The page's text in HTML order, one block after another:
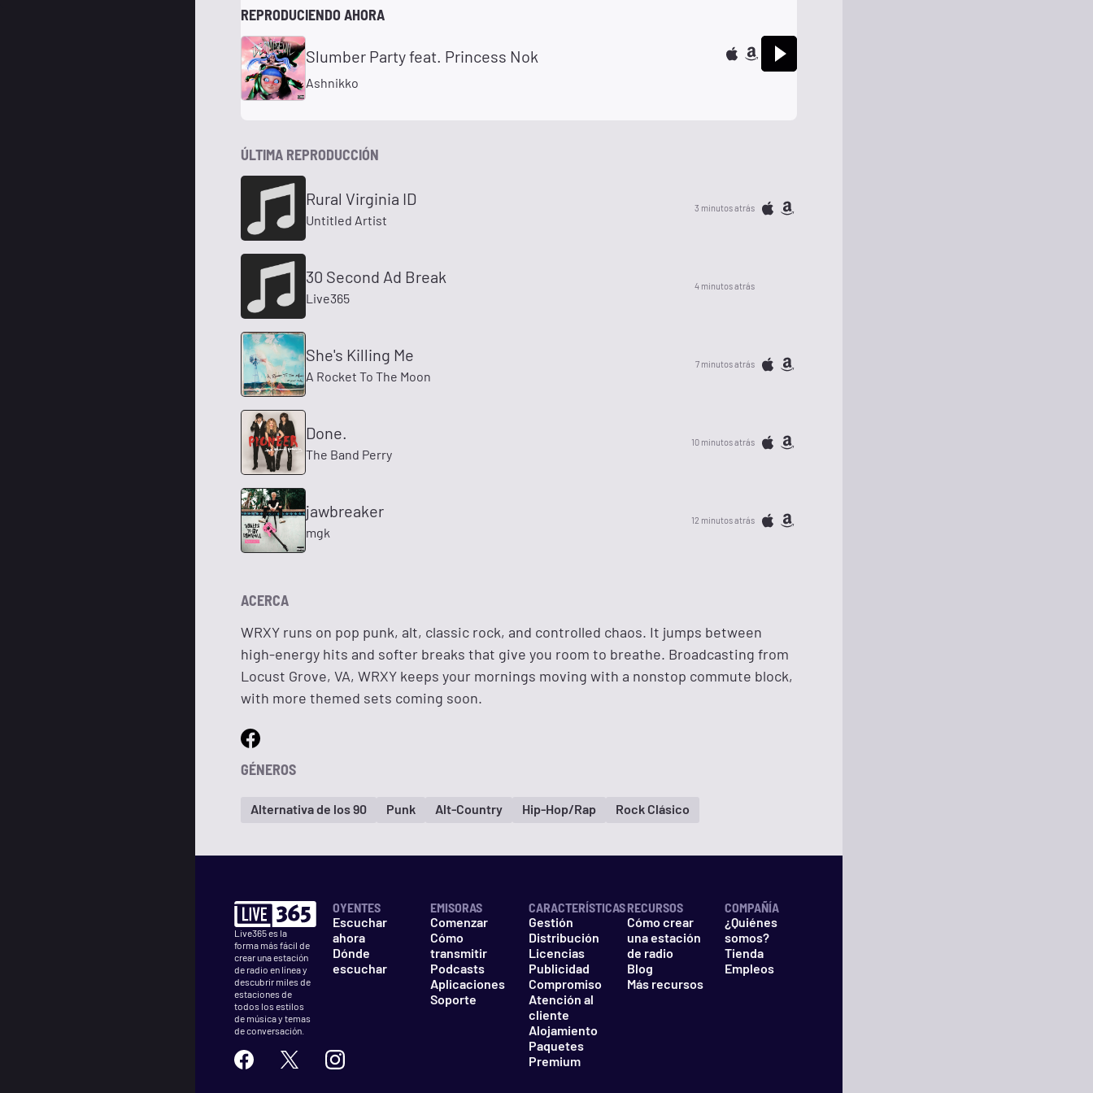
REPRODUCIENDO AHORA
Slumber Party feat. Princess Nok
Ashnikko
ÚLTIMA REPRODUCCIÓN
Rural Virginia ID
Untitled Artist
3 minutos atrás
30 Second Ad Break
Live365
4 minutos atrás
She's Killing Me
A Rocket To The Moon
7 minutos atrás
Done.
The Band Perry
10 minutos atrás
jawbreaker
mgk
12 minutos atrás
ACERCA
WRXY runs on pop punk, alt, classic rock, and controlled chaos. It jumps between
high-energy hits and softer breaks that give you room to breathe. Broadcasting from
Locust Grove, VA, WRXY keeps your mornings moving with a nonstop commute block,
with more themed sets coming soon.
GÉNEROS
Alternativa de los 90 Punk Alt-Country Hip-Hop/Rap Rock Clásico
Live365 es la
forma más fácil de
crear una estación
de radio en línea y
descubrir miles de
estaciones de
todos los estilos
de música y temas
de conversación.
OYENTES
Escuchar
ahora
Dónde
escuchar
EMISORAS
Comenzar
Cómo
transmitir
Podcasts
Aplicaciones
Soporte
CARACTERÍSTICAS
Gestión
Distribución
Licencias
Publicidad
Compromiso
Atención al
cliente
Alojamiento
Paquetes
Premium
RECURSOS
Cómo crear
una estación
de radio
Blog
Más recursos
COMPAÑÍA
¿Quiénes
somos?
Tienda
Empleos